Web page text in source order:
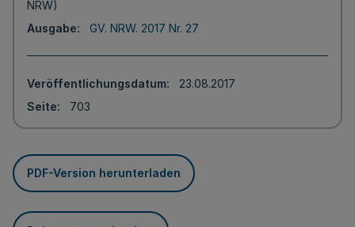
NRW)
Ausgabe
GV. NRW. 2017 Nr. 27
Veröffentlichungsdatum
23.08.2017
Seite
703
PDF-Version herunterladen